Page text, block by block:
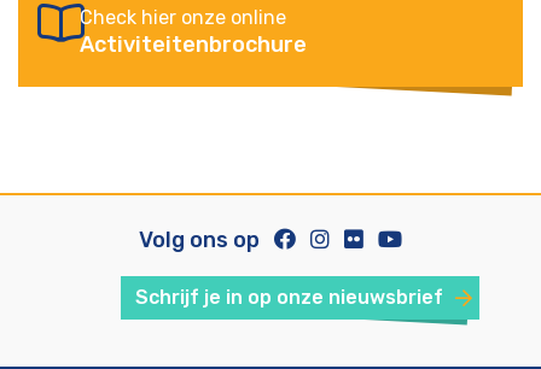
Check hier onze online
Activiteitenbrochure
Volg ons op
Schrijf je in op onze nieuwsbrief